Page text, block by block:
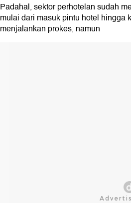
Padahal, sektor perhotelan sudah
mulai dari masuk pintu hotel hingga
menjalankan prokes, namun